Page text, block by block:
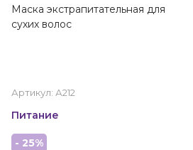
Маска экстрапитательная для
сухих волос
Артикул: А212
Питание
- 25%